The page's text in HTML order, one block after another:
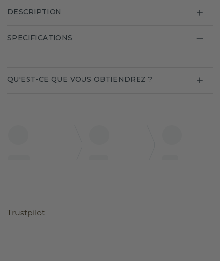
DESCRIPTION
SPECIFICATIONS
QU'EST-CE QUE VOUS OBTIENDREZ ?
Trustpilot